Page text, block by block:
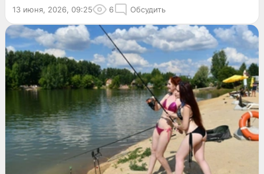
13 июня, 2026, 09:25 6 Обсудить